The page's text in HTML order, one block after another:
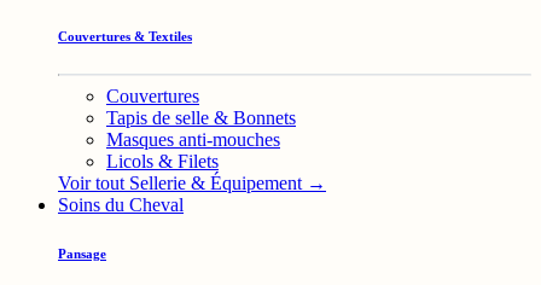
Couvertures & Textiles
Couvertures
Tapis de selle & Bonnets
Masques anti-mouches
Licols & Filets
Voir tout Sellerie & Équipement →
Soins du Cheval
Pansage